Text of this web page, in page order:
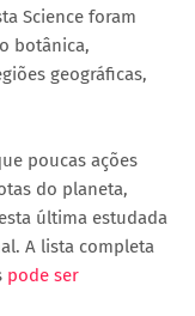
Science foram
botânica,
geográficas,
poucas ações
do planeta,
última estudada
A lista completa
pode ser